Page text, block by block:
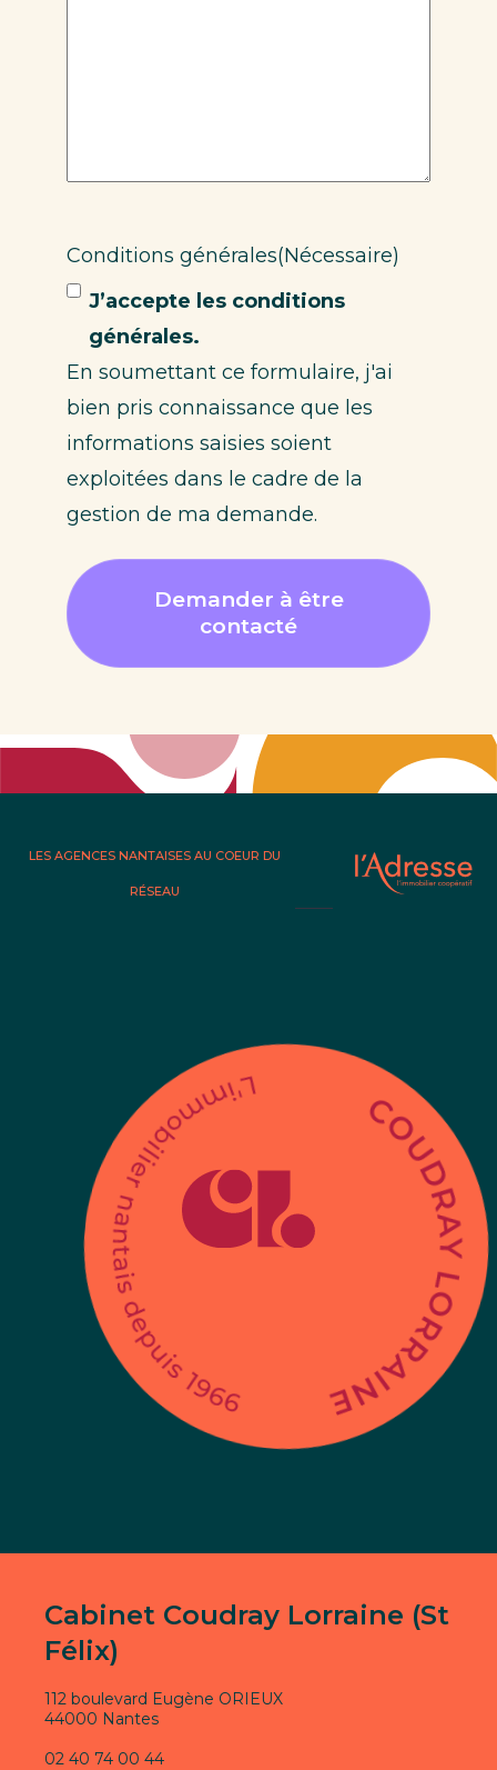
Conditions générales(Nécessaire)
J’accepte les conditions
générales.
En soumettant ce formulaire, j'ai
bien pris connaissance que les
informations saisies soient
exploitées dans le cadre de la
gestion de ma demande.
Demander à être
contacté
LES AGENCES NANTAISES AU COEUR DU
RÉSEAU
Cabinet Coudray Lorraine (St
Félix)
112 boulevard Eugène ORIEUX
44000 Nantes
02 40 74 00 44